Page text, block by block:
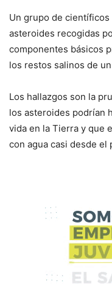
Un grupo de
asteroides recogidas
componentes básicos
los restos salinos de
Los hallazgos son la
los asteroides podrían
vida en la Tierra y que
con agua casi desde el